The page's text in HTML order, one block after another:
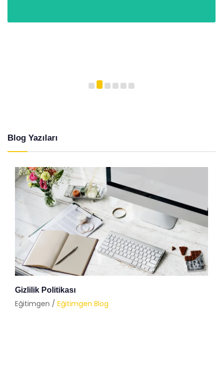
Blog Yazıları
Gizlilik Politikası
Eğitimgen / Eğitimgen Blog